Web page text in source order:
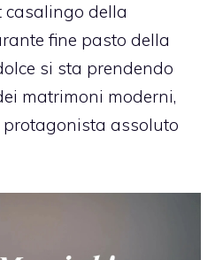
casalingo della
fine pasto della
si sta prendendo
matrimoni moderni,
assoluto